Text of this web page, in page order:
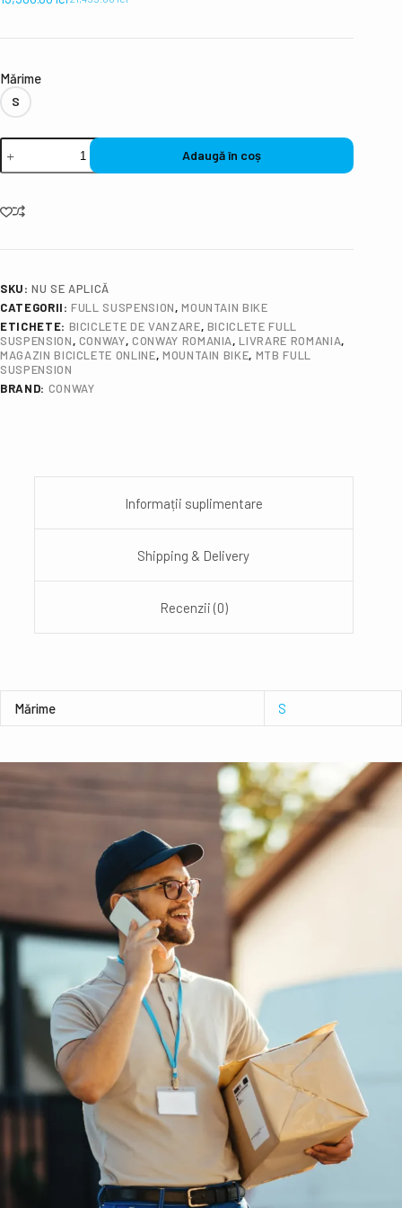
Mǎrime
S
Adaugă în coș
SKU:NU SE APLICĂ
CATEGORII:FULL SUSPENSION,MOUNTAIN BIKE
ETICHETE: BICICLETE DE VANZARE, BICICLETE FULL
SUSPENSION, CONWAY,CONWAY ROMANIA,LIVRARE ROMANIA,
MAGAZIN BICICLETE ONLINE, MOUNTAIN BIKE, MTB FULL
SUSPENSION
BRAND: CONWAY
Informații suplimentare
Shipping & Delivery
Recenzii (0)
Mǎrime S